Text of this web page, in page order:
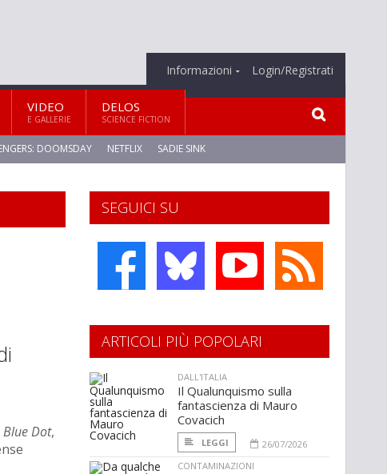
Informazioni Login/Registrati
VIDEO
E GALLERIE
DELOS
SCIENCE FICTION
DOOMSDAY NETFLIX SADIE SINK
Blue Dot,
SEGUICI SU
ARTICOLI PIÙ POPOLARI
DALL'ITALIA
Il Qualunquismo sulla
fantascienza di Mauro
Covacich
LEGGI
26/07/2026
CONTAMINAZIONI